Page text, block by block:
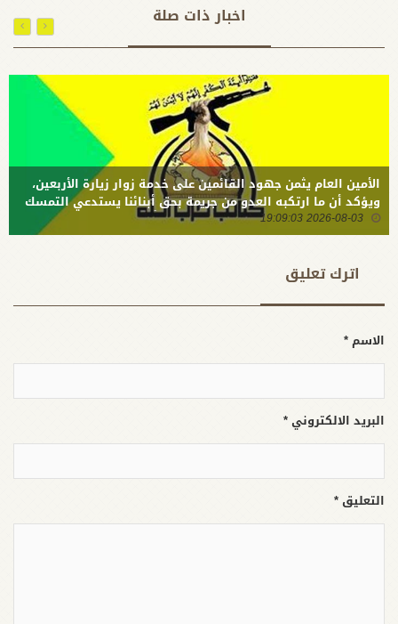
الشعب
وقواه
الأمنية
الغطرسة
الأمريكية
لجعل
المدينة بؤرة
صراع دائم
في المنطقة
اخبار ذات صلة
الأمين العام يثمن جهود القائمين على خدمة زوار زيارة الأربعين،
ويؤكد أن ما ارتكبه العدو من جريمة بحق أبنائنا يستدعي التمسك
بالسلاح وتطويره لردع كل من يريد بنا شراً
2026-08-03 19:09:03
اترك تعلیق
الاسم *
البريد الالكتروني *
التعليق *